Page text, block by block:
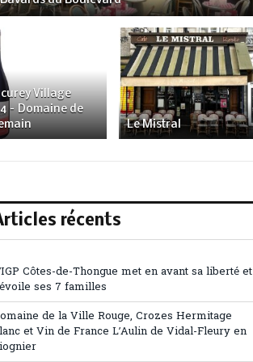
Village
– Domaine de
Le Mistral
récents
Côtes-de-Thongue met en avant sa liberté et
ses 7 familles
de la Ville Rouge, Crozes Hermitage
et Vin de France L’Aulin de Vidal-Fleury en